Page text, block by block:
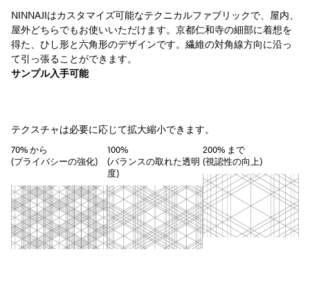
NINNAJIはカスタマイズ可能なテクニカルファブリックで、屋内、
屋外どちらでもお使いいただけます。京都仁和寺の細部に着想を
得た、ひし形と六角形のデザインです。繊維の対角線方向に沿っ
て引っ張ることができます。
サンプル入手可能
テクスチャは必要に応じて拡大縮小できます。
70% から
(プライバシーの強化)
100%
(バランスの取れた透明
度)
200% まで
(視認性の向上)